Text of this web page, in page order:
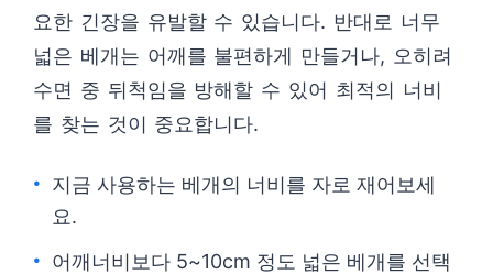
요한 긴장을 유발할 수 있습니다. 반대로 너무
넓은 베개는 어깨를 불편하게 만들거나, 오히려
수면 중 뒤척임을 방해할 수 있어 최적의 너비
를 찾는 것이 중요합니다.
지금 사용하는 베개의 너비를 자로 재어보세
요.
어깨너비보다 5~10cm 정도 넓은 베개를 선택